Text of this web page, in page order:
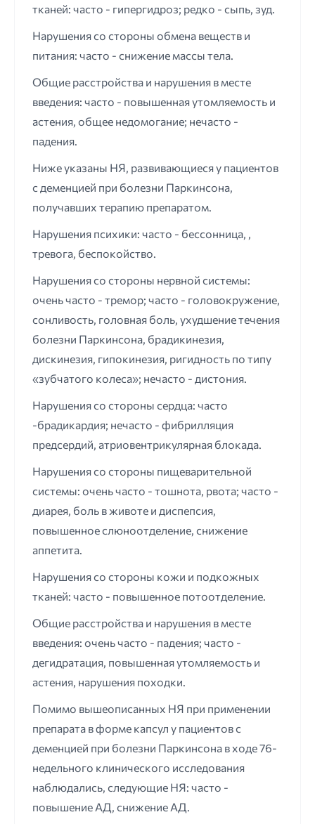
тканей: часто - гипергидроз; редко - сыпь, зуд.
Нарушения со стороны обмена веществ и
питания: часто - снижение массы тела.
Общие расстройства и нарушения в месте
введения: часто - повышенная утомляемость и
астения, общее недомогание; нечасто -
падения.
Ниже указаны НЯ, развивающиеся у пациентов
с деменцией при болезни Паркинсона,
получавших терапию препаратом.
Нарушения психики: часто - бессонница, ,
тревога, беспокойство.
Нарушения со стороны нервной системы:
очень часто - тремор; часто - головокружение,
сонливость, головная боль, ухудшение течения
болезни Паркинсона, брадикинезия,
дискинезия, гипокинезия, ригидность по типу
«зубчатого колеса»; нечасто - дистония.
Нарушения со стороны сердца: часто
-брадикардия; нечасто - фибрилляция
предсердий, атриовентрикулярная блокада.
Нарушения со стороны пищеварительной
системы: очень часто - тошнота, рвота; часто -
диарея, боль в животе и диспепсия,
повышенное слюноотделение, снижение
аппетита.
Нарушения со стороны кожи и подкожных
тканей: часто - повышенное потоотделение.
Общие расстройства и нарушения в месте
введения: очень часто - падения; часто -
дегидратация, повышенная утомляемость и
астения, нарушения походки.
Помимо вышеописанных НЯ при применении
препарата в форме капсул у пациентов с
деменцией при болезни Паркинсона в ходе 76-
недельного клинического исследования
наблюдались, следующие НЯ: часто -
повышение АД, снижение АД.